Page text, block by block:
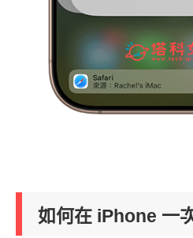
如何在 iPhone 一